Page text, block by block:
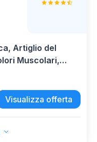
Artiglio del
Muscolari,
Fino a 24
10 Pezzi
Visualizza offerta